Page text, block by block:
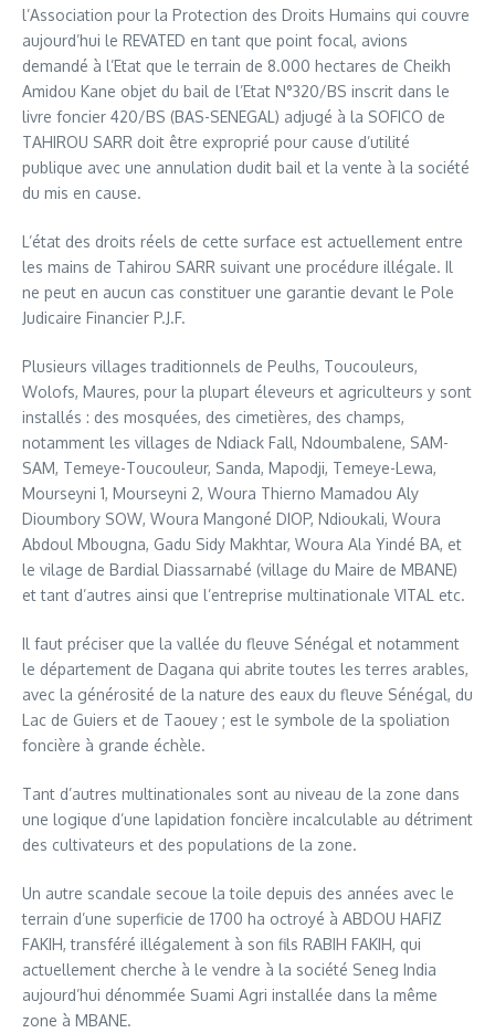
l’Association pour la Protection des Droits Humains qui couvre
aujourd’hui le REVATED en tant que point focal, avions
demandé à l’Etat que le terrain de 8.000 hectares de Cheikh
Amidou Kane objet du bail de l’Etat N°320/BS inscrit dans le
livre foncier 420/BS (BAS-SENEGAL) adjugé à la SOFICO de
TAHIROU SARR doit être exproprié pour cause d’utilité
publique avec une annulation dudit bail et la vente à la société
du mis en cause.
L’état des droits réels de cette surface est actuellement entre
les mains de Tahirou SARR suivant une procédure illégale. Il
ne peut en aucun cas constituer une garantie devant le Pole
Judicaire Financier P.J.F.
Plusieurs villages traditionnels de Peulhs, Toucouleurs,
Wolofs, Maures, pour la plupart éleveurs et agriculteurs y sont
installés : des mosquées, des cimetières, des champs,
notamment les villages de Ndiack Fall, Ndoumbalene, SAM-
SAM, Temeye-Toucouleur, Sanda, Mapodji, Temeye-Lewa,
Mourseyni 1, Mourseyni 2, Woura Thierno Mamadou Aly
Dioumbory SOW, Woura Mangoné DIOP, Ndioukali, Woura
Abdoul Mbougna, Gadu Sidy Makhtar, Woura Ala Yindé BA, et
le vilage de Bardial Diassarnabé (village du Maire de MBANE)
et tant d’autres ainsi que l’entreprise multinationale VITAL etc.
Il faut préciser que la vallée du fleuve Sénégal et notamment
le département de Dagana qui abrite toutes les terres arables,
avec la générosité de la nature des eaux du fleuve Sénégal, du
Lac de Guiers et de Taouey ; est le symbole de la spoliation
foncière à grande échèle.
Tant d’autres multinationales sont au niveau de la zone dans
une logique d’une lapidation foncière incalculable au détriment
des cultivateurs et des populations de la zone.
Un autre scandale secoue la toile depuis des années avec le
terrain d’une superficie de 1700 ha octroyé à ABDOU HAFIZ
FAKIH, transféré illégalement à son fils RABIH FAKIH, qui
actuellement cherche à le vendre à la société Seneg India
aujourd’hui dénommée Suami Agri installée dans la même
zone à MBANE.